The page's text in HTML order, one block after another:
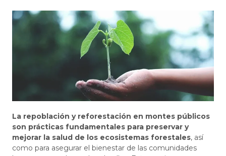
La repoblación y reforestación en montes públicos
son prácticas fundamentales para preservar y
mejorar la salud de los ecosistemas forestales, así
como para asegurar el bienestar de las comunidades